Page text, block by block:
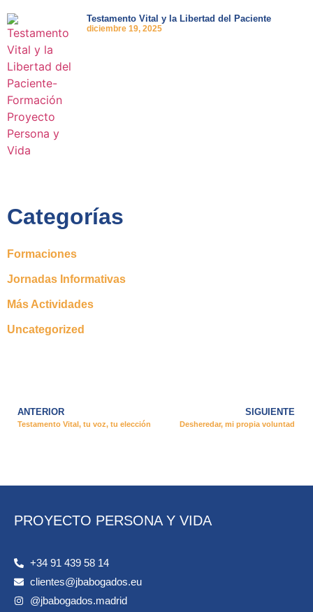
Testamento Vital y la Libertad del Paciente
diciembre 19, 2025
Categorías
Formaciones
Jornadas Informativas
Más Actividades
Uncategorized
ANTERIOR
Testamento Vital, tu voz, tu elección
SIGUIENTE
Desheredar, mi propia voluntad
PROYECTO PERSONA Y VIDA
+34 91 439 58 14
clientes@jbabogados.eu
@jbabogados.madrid